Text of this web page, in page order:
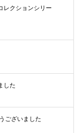
クションシリー
した
ございました